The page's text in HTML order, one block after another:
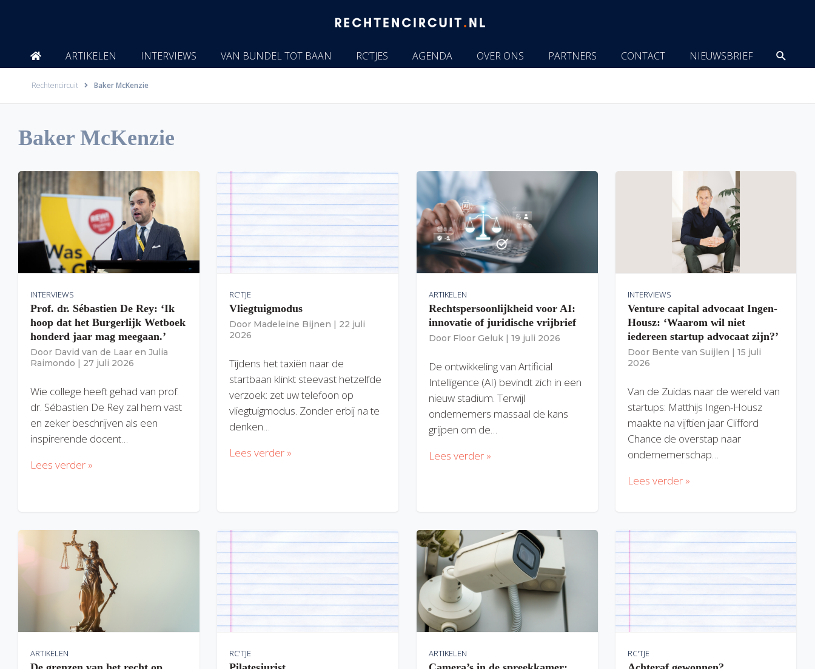
ARTIKELEN INTERVIEWS VAN BUNDEL TOT BAAN RC’TJES AGENDA OVER ONS PARTNERS CONTACT NIEUWSBRIEF
Rechtencircuit Baker McKenzie
Baker McKenzie
INTERVIEWS
Prof. dr. Sébastien De Rey: ‘Ik
hoop dat het Burgerlijk Wetboek
honderd jaar mag meegaan.’
Door David van de Laar en Julia
Raimondo | 27 juli 2026
Wie college heeft gehad van prof.
dr. Sébastien De Rey zal hem vast
en zeker beschrijven als een
inspirerende docent…
Lees verder »
RC'TJE
Vliegtuigmodus
Door Madeleine Bijnen | 22 juli
2026
Tijdens het taxiën naar de
startbaan klinkt steevast hetzelfde
verzoek: zet uw telefoon op
vliegtuigmodus. Zonder erbij na te
denken…
Lees verder »
ARTIKELEN
Rechtspersoonlijkheid voor AI:
innovatie of juridische vrijbrief
Door Floor Geluk | 19 juli 2026
De ontwikkeling van Artificial
Intelligence (AI) bevindt zich in een
nieuw stadium. Terwijl
ondernemers massaal de kans
grijpen om de…
Lees verder »
INTERVIEWS
Venture capital advocaat Ingen-
Housz: ‘Waarom wil niet
iedereen startup advocaat zijn?’
Door Bente van Suijlen | 15 juli
2026
Van de Zuidas naar de wereld van
startups: Matthijs Ingen-Housz
maakte na vijftien jaar Clifford
Chance de overstap naar
ondernemerschap…
Lees verder »
ARTIKELEN RC'TJE ARTIKELEN RC'TJE